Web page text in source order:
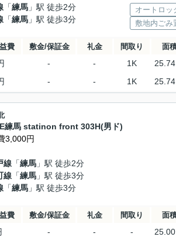
「練馬 」駅 徒歩2分
「練馬 」駅 徒歩3分
オートロッ
敷地内ごみ
費 敷金/保証金 礼金 間取り 面
- - 1K
- - 1K
練馬 statinon front 303H(男ド)
3,000円
線 「練馬 」駅 徒歩2分
線 「練馬 」駅 徒歩3分
「練馬 」駅 徒歩3分
費 敷金/保証金 礼金 間取り 面
- - -